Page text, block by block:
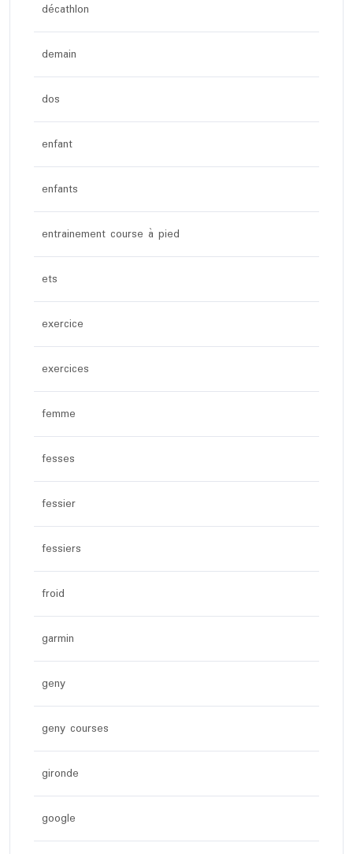
décathlon
demain
dos
enfant
enfants
entrainement course à pied
ets
exercice
exercices
femme
fesses
fessier
fessiers
froid
garmin
geny
geny courses
gironde
google